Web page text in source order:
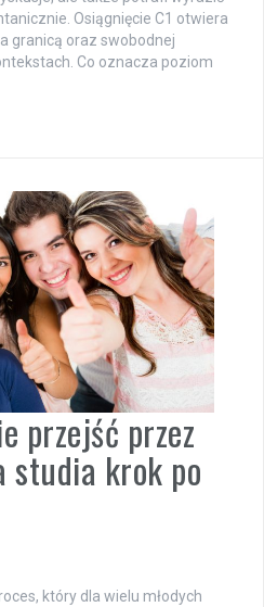
Osiągnięcie C1 otwiera
granicą oraz swobodnej
Co oznacza poziom
przejść przez
krok po
który dla wielu młodych